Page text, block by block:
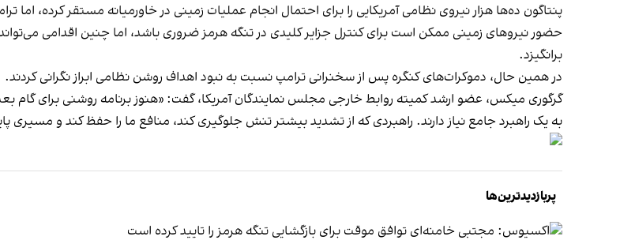
پنتاگون ده‌ها هزار نیروی نظامی آمریکایی را برای احتمال انجام عملیات زمینی در خاورمیانه مستقر کرده،
حضور نیروهای زمینی ممکن است برای کنترل جزایر کلیدی در تنگه هرمز ضروری باشد، اما چنین اقدامی
برانگیزد.
در همین حال، دموکرات‌های کنگره پس از سخنرانی ترامپ نسبت به نبود اهداف روشن نظامی ابراز نگرانی کردند.
گرگوری میکس، عضو ارشد کمیته روابط خارجی مجلس نمایندگان آمریکا، گفت: «هنوز برنامه روشنی برای گام
به یک راهبرد جامع نیاز دارند. راهبردی که از تشدید بیشتر تنش جلوگیری کند، منافع ما را حفظ کند و مسیری
پربازدیدترین‌ها